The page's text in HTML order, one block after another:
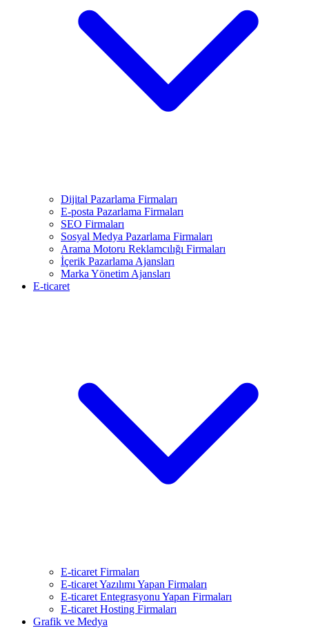
Dijital Pazarlama Firmaları
E-posta Pazarlama Firmaları
SEO Firmaları
Sosyal Medya Pazarlama Firmaları
Arama Motoru Reklamcılığı Firmaları
İçerik Pazarlama Ajansları
Marka Yönetim Ajansları
E-ticaret
E-ticaret Firmaları
E-ticaret Yazılımı Yapan Firmaları
E-ticaret Entegrasyonu Yapan Firmaları
E-ticaret Hosting Firmaları
Grafik ve Medya